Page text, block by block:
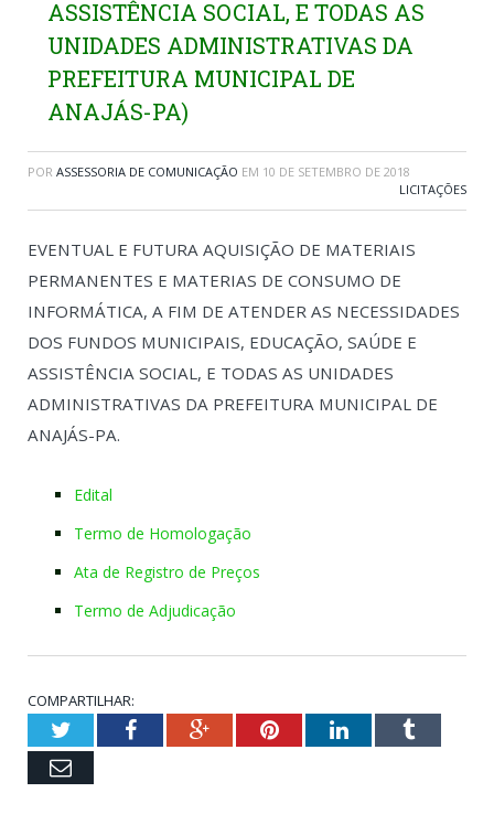
ASSISTÊNCIA SOCIAL, E TODAS AS
UNIDADES ADMINISTRATIVAS DA
PREFEITURA MUNICIPAL DE
ANAJÁS-PA)
POR ASSESSORIA DE COMUNICAÇÃO EM 10 DE SETEMBRO DE 2018
LICITAÇÕES
EVENTUAL E FUTURA AQUISIÇÃO DE MATERIAIS
PERMANENTES E MATERIAS DE CONSUMO DE
INFORMÁTICA, A FIM DE ATENDER AS NECESSIDADES
DOS FUNDOS MUNICIPAIS, EDUCAÇÃO, SAÚDE E
ASSISTÊNCIA SOCIAL, E TODAS AS UNIDADES
ADMINISTRATIVAS DA PREFEITURA MUNICIPAL DE
ANAJÁS-PA.
Edital
Termo de Homologação
Ata de Registro de Preços
Termo de Adjudicação
COMPARTILHAR:
TwitterFacebookGoogle+PinterestLinkedInTumblr
Email